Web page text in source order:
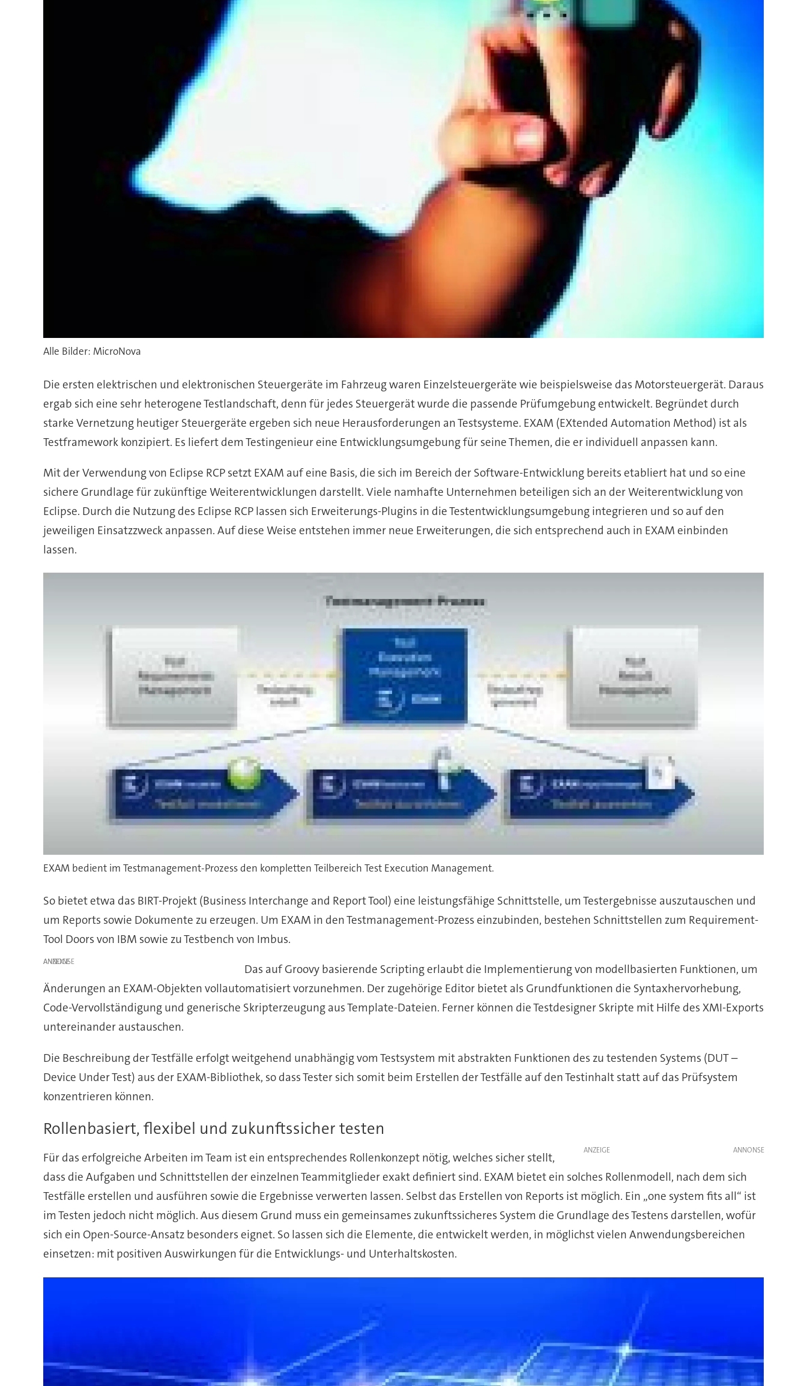
Alle Bilder: MicroNova
Die ersten elektrischen und elektronischen Steuergeräte im Fahrzeug waren Einzelsteuergeräte wie beispielsweise das Motorsteuergerät. Daraus
ergab sich eine sehr heterogene Testlandschaft, denn für jedes Steuergerät wurde die passende Prüfumgebung entwickelt. Begründet durch
starke Vernetzung heutiger Steuergeräte ergeben sich neue Herausforderungen an Testsysteme. EXAM (EXtended Automation Method) ist als
Testframework konzipiert. Es liefert dem Testingenieur eine Entwicklungsumgebung für seine Themen, die er individuell anpassen kann.
Mit der Verwendung von Eclipse RCP setzt EXAM auf eine Basis, die sich im Bereich der Software-Entwicklung bereits etabliert hat und so eine
sichere Grundlage für zukünftige Weiterentwicklungen darstellt. Viele namhafte Unternehmen beteiligen sich an der Weiterentwicklung von
Eclipse. Durch die Nutzung des Eclipse RCP lassen sich Erweiterungs-Plugins in die Testentwicklungsumgebung integrieren und so auf den
jeweiligen Einsatzzweck anpassen. Auf diese Weise entstehen immer neue Erweiterungen, die sich entsprechend auch in EXAM einbinden
lassen.
EXAM bedient im Testmanagement-Prozess den kompletten Teilbereich Test Execution Management.
So bietet etwa das BIRT-Projekt (Business Interchange and Report Tool) eine leistungsfähige Schnittstelle, um Testergebnisse auszutauschen und
um Reports sowie Dokumente zu erzeugen. Um EXAM in den Testmanagement-Prozess einzubinden, bestehen Schnittstellen zum Requirement-
Tool Doors von IBM sowie zu Testbench von Imbus.
ANZEIGE
Das auf Groovy basierende Scripting erlaubt die Implementierung von modellbasierten Funktionen, um
Änderungen an EXAM-Objekten vollautomatisiert vorzunehmen. Der zugehörige Editor bietet als Grundfunktionen die Syntaxhervorhebung,
Code-Vervollständigung und generische Skripterzeugung aus Template-Dateien. Ferner können die Testdesigner Skripte mit Hilfe des XMI-Exports
untereinander austauschen.
Die Beschreibung der Testfälle erfolgt weitgehend unabhängig vom Testsystem mit abstrakten Funktionen des zu testenden Systems (DUT –
Device Under Test) aus der EXAM-Bibliothek, so dass Tester sich somit beim Erstellen der Testfälle auf den Testinhalt statt auf das Prüfsystem
konzentrieren können.
Rollenbasiert, flexibel und zukunftssicher testen
ANZEIGE
Für das erfolgreiche Arbeiten im Team ist ein entsprechendes Rollenkonzept nötig, welches sicher stellt,
dass die Aufgaben und Schnittstellen der einzelnen Teammitglieder exakt definiert sind. EXAM bietet ein solches Rollenmodell, nach dem sich
Testfälle erstellen und ausführen sowie die Ergebnisse verwerten lassen. Selbst das Erstellen von Reports ist möglich. Ein „one system fits all“ ist
im Testen jedoch nicht möglich. Aus diesem Grund muss ein gemeinsames zukunftssicheres System die Grundlage des Testens darstellen, wofür
sich ein Open-Source-Ansatz besonders eignet. So lassen sich die Elemente, die entwickelt werden, in möglichst vielen Anwendungsbereichen
einsetzen: mit positiven Auswirkungen für die Entwicklungs- und Unterhaltskosten.